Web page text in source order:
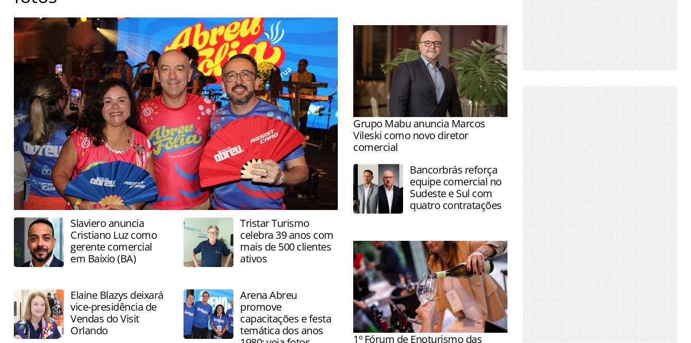
Evento agitou o trade com músicas clássicas do Axé após agenda de capacitações e
reuniões
Grupo Mabu anuncia Marcos
Vileski como novo diretor
comercial
Executivo comandará integração
comercial dos empreendimentos com
foco em receita e distribuição
Bancorbrás reforça
equipe comercial no
Sudeste e Sul com
quatro contratações
Slaviero anuncia
Cristiano Luz como
gerente comercial
em Baixio (BA)
Tristar Turismo
celebra 39 anos com
mais de 500 clientes
ativos
1º Fórum de Enoturismo das
Elaine Blazys deixará
vice-presidência de
Vendas do Visit
Orlando
Arena Abreu
promove
capacitações e festa
temática dos anos